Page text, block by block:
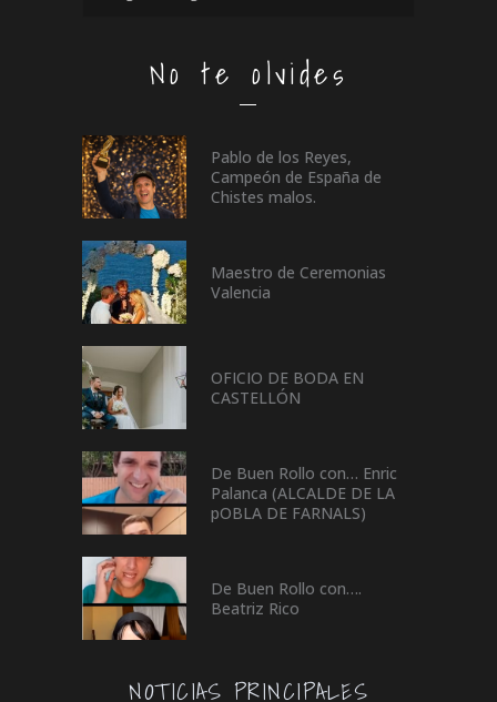
No te olvides
Pablo de los Reyes,
Campeón de España de
Chistes malos.
Maestro de Ceremonias
Valencia
OFICIO DE BODA EN
CASTELLÓN
De Buen Rollo con… Enric
Palanca (ALCALDE DE LA
pOBLA DE FARNALS)
De Buen Rollo con….
Beatriz Rico
NOTICIAS PRINCIPALES